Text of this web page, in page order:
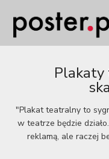
"Plakat teatralny to
w teatrze będzie
reklamą, ale raczej